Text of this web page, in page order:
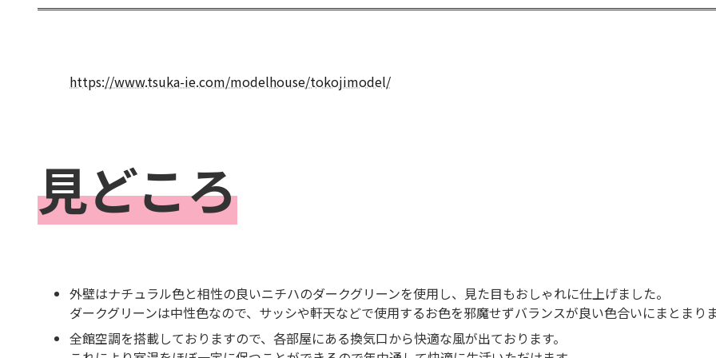
https://www.tsuka-ie.com/modelhouse/tokojimodel/
見どころ
外壁はナチュラル色と相性の良いニチハのダークグリーンを使用し、見た目もおしゃれに仕上げました。
ダークグリーンは中性色なので、サッシや軒天などで使用するお色を邪魔せずバランスが良い色合いにまとまり
全館空調を搭載しておりますので、各部屋にある換気口から快適な風が出ております。